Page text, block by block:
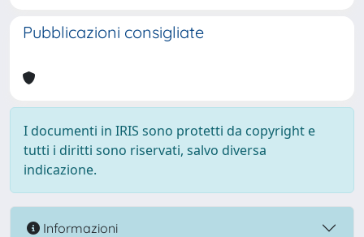
Pubblicazioni consigliate
I documenti in IRIS sono protetti da copyright e
tutti i diritti sono riservati, salvo diversa
indicazione.
Informazioni